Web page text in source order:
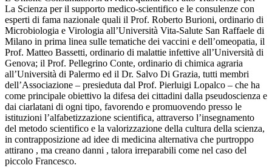
La Scienza per il supporto medico-scientifico e le consulenze con
esperti di fama nazionale quali il Prof. Roberto Burioni, ordinario di
Microbiologia e Virologia all’Università Vita-Salute San Raffaele di
Milano in prima linea sulle tematiche dei vaccini e dell’omeopatia, il
Prof. Matteo Bassetti, ordinario di malattie infettive all’Università di
Genova; il Prof. Pellegrino Conte, ordinario di chimica agraria
all’Università di Palermo ed il Dr. Salvo Di Grazia, tutti membri
dell’Associazione – presieduta dal Prof. Pierluigi Lopalco – che ha
come principale obiettivo la difesa dei cittadini dalla pseudoscienza e
dai ciarlatani di ogni tipo, favorendo e promuovendo presso le
istituzioni l’alfabetizzazione scientifica, attraverso l’insegnamento
del metodo scientifico e la valorizzazione della cultura della scienza,
in contrapposizione ad idee di medicina alternativa che purtroppo
attirano , ma creano danni , talora irreparabili come nel caso del
piccolo Francesco.